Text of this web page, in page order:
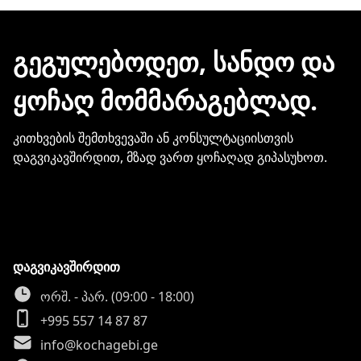
ჩვენთან პროდუქციის შეძენისთვის არ
მონაცემების და სხვა პირადი
ინფორმაციის გაზიარება.
ᲒᲔᲒᲣᲚᲔᲑᲝᲓᲔᲗ, ᲡᲐᲜᲓᲝ ᲓᲐ
ᲧᲝᲩᲐᲦ ᲛᲝᲛᲛᲐᲠᲐᲒᲔᲑᲚᲐᲓ.
კითხვების შემთხვევაში ან კონსულტაციისთვის
დაგვიკავშირდით, მზად ვართ ყოჩაღად გიპასუხოთ.
დაგვიკავშირდით
ორშ. - პარ. (09:00 - 18:00)
+995 557 14 87 87
info@kochagebi.ge